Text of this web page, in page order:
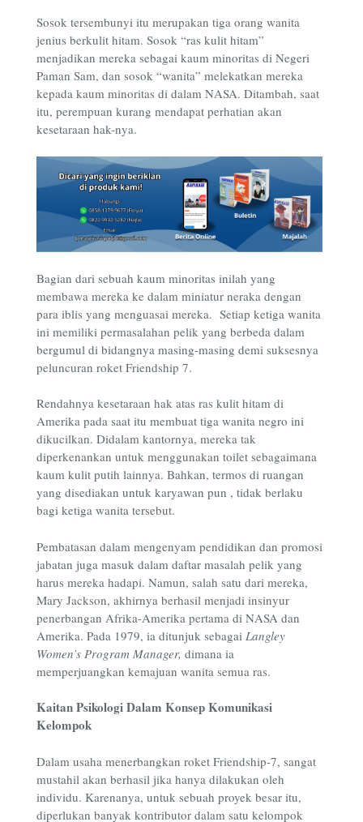
Sosok tersembunyi itu merupakan tiga orang wanita
jenius berkulit hitam. Sosok “ras kulit hitam”
menjadikan mereka sebagai kaum minoritas di Negeri
Paman Sam, dan sosok “wanita” melekatkan mereka
kepada kaum minoritas di dalam NASA. Ditambah, saat
itu, perempuan kurang mendapat perhatian akan
kesetaraan hak-nya.
Bagian dari sebuah kaum minoritas inilah yang
membawa mereka ke dalam miniatur neraka dengan
para iblis yang menguasai mereka. Setiap ketiga wanita
ini memiliki permasalahan pelik yang berbeda dalam
bergumul di bidangnya masing-masing demi suksesnya
peluncuran roket Friendship 7.
Rendahnya kesetaraan hak atas ras kulit hitam di
Amerika pada saat itu membuat tiga wanita negro ini
dikucilkan. Didalam kantornya, mereka tak
diperkenankan untuk menggunakan toilet sebagaimana
kaum kulit putih lainnya. Bahkan, termos di ruangan
yang disediakan untuk karyawan pun , tidak berlaku
bagi ketiga wanita tersebut.
Pembatasan dalam mengenyam pendidikan dan promosi
jabatan juga masuk dalam daftar masalah pelik yang
harus mereka hadapi. Namun, salah satu dari mereka,
Mary Jackson, akhirnya berhasil menjadi insinyur
penerbangan Afrika-Amerika pertama di NASA dan
Amerika. Pada 1979, ia ditunjuk sebagai Langley
Women’s Program Manager, dimana ia
memperjuangkan kemajuan wanita semua ras.
Kaitan Psikologi Dalam Konsep Komunikasi
Kelompok
Dalam usaha menerbangkan roket Friendship-7, sangat
mustahil akan berhasil jika hanya dilakukan oleh
individu. Karenanya, untuk sebuah proyek besar itu,
diperlukan banyak kontributor dalam satu kelompok